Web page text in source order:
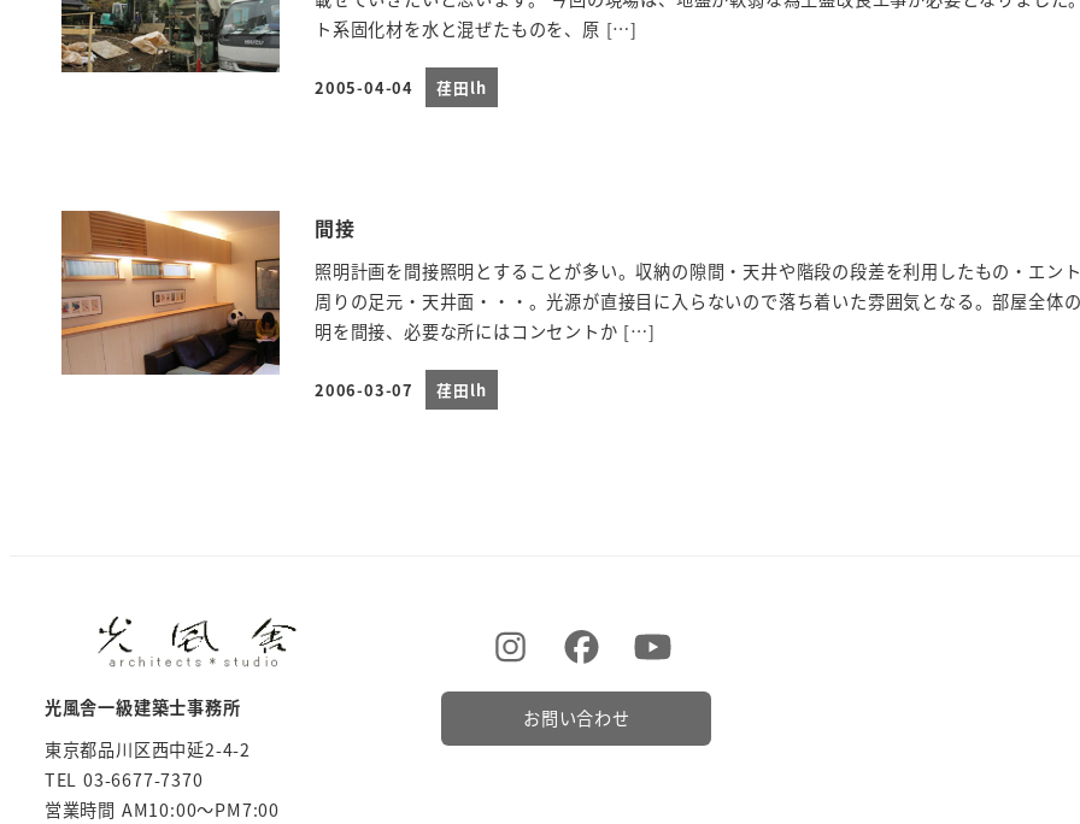
ト系固化材を水と混ぜたものを、原 […]
投稿日
2005-04-04 荏田lh
間接
照明計画を間接照明とすることが多い。収納の隙間・天井や階段の段差を利用したもの・エン
周りの足元・天井面・・・。光源が直接目に入らないので落ち着いた雰囲気となる。部屋全体
明を間接、必要な所にはコンセントか […]
投稿日
2006-03-07 荏田lh
光風舎一級建築士事務所
東京都品川区西中延2-4-2
TEL 03-6677-7370
営業時間 AM10:00～PM7:00
お問い合わせ